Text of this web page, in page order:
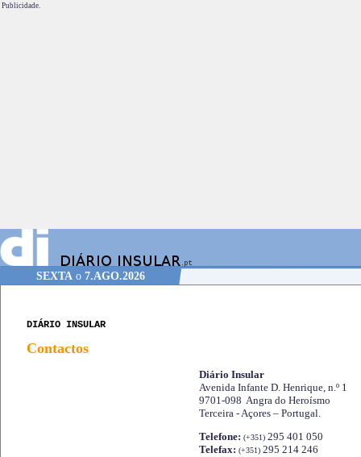
Publicidade.
SEXTA o 7.AGO.2026
DIÁRIO INSULAR
Contactos
Diário Insular
Avenida Infante D. Henrique, n.º 1
9701-098 Angra do Heroísmo
Terceira - Açores – Portugal.
Telefone: (+351) 295 401 050
Telefax: (+351) 295 214 246